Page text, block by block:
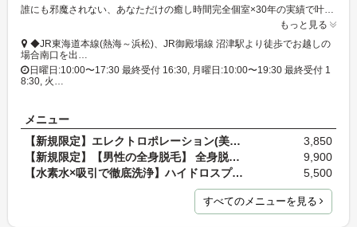
誰にも邪魔されない、あなただけの癒し時間完全個室×30年の実績で叶える、“心までほぐれる”リラクゼーション。
もっと見る
◆JR東海道本線(熱海～浜松)、JR御殿場線 沼津駅より徒歩でお越しの
場合南口を出…
日曜日:10:00〜17:30 最終受付 16:30, 月曜日:10:00〜19:30 最終受付 1
8:30, 火…
メニュー
【新規限定】エレクトロポレーション(美容成分導入・…
3,850
【新規限定】【男性の全身脱毛】 全身脱毛をお得に体…
9,900
【水素水×吸引で徹底洗浄】ハイドロスプラッシュ
5,500
すべてのメニューを見る